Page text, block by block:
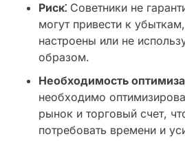
Риск⁚ Советники не
могут привести к
настроены или не
образом.
Необходимость
необходимо
рынок и торговый счет,
потребовать времени и